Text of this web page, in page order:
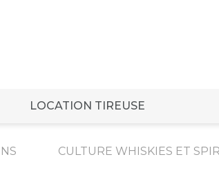
LOCATION TIREUSE
CULTURE WHISKIES ET